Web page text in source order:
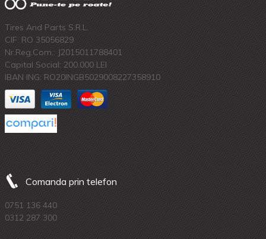
Tires And Parts S.R.L.
CIF: RO 35056829
Nr.Reg.Com.: J2015011788401
Capital Social: 200.000 LEI
IBAN ING: RO20INGB5029008227358910
Comanda prin telefon
0751 136 440
0312 287 300